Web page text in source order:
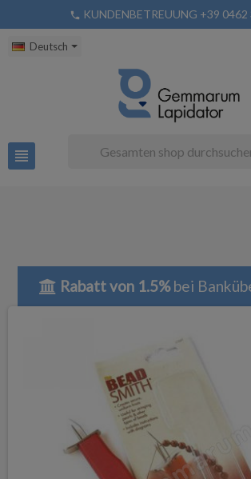
phone KUNDENBETREUUNG +39
Deutsch
view_headline
Rabatt von 1.5%bei